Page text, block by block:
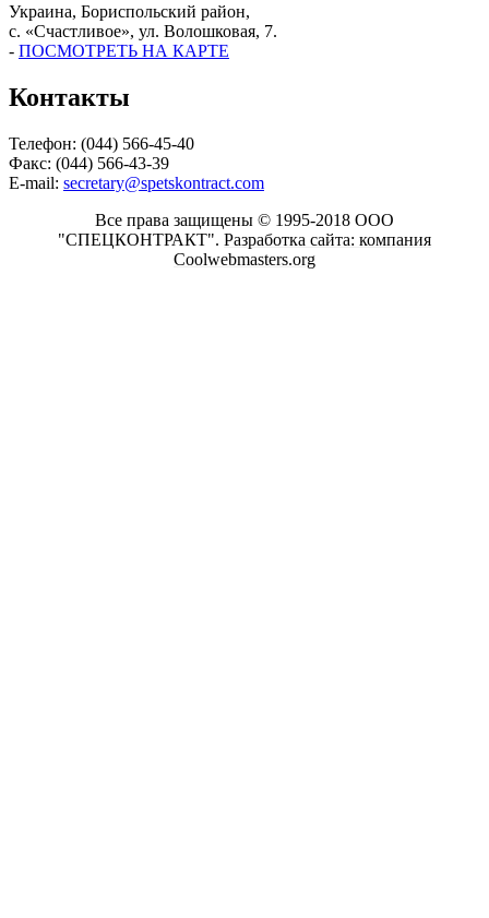
Украина, Бориспольский район,
с. «Счастливое», ул. Волошковая, 7.
- ПОСМОТРЕТЬ НА КАРТЕ
Контакты
Телефон: (044) 566-45-40
Факс: (044) 566-43-39
E-mail: secretary@spetskontract.com
Все права защищены © 1995-2018 ООО
"СПЕЦКОНТРАКТ". Разработка сайта: компания
Coolwebmasters.org